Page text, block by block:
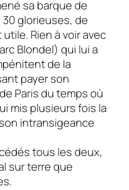
sa barque de
glorieuses, de
Rien à voir avec
Blondel) qui lui a
de la
payer son
Paris du temps où
mis plusieurs fois la
intransigeance
tous les deux,
sur terre que